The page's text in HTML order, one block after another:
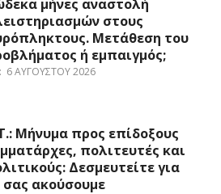
μήνες αναστολή
στους
Μετάθεση του
ή εμπαιγμός;
6 ΑΥΓΟΎΣΤΟΥ 2026
Μήνυμα προς επίδοξους
πολιτευτές και
Δεσμευτείτε για
σας ακούσουμε